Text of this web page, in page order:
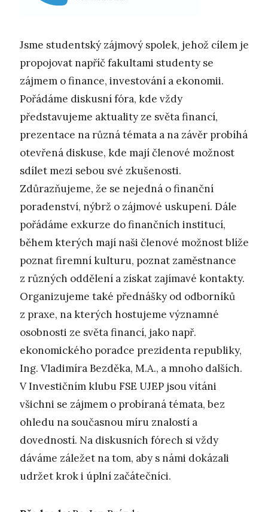
Jsme studentský zájmový spolek, jehož cílem je
propojovat napříč fakultami studenty se
zájmem o finance, investování a ekonomii.
Pořádáme diskusní fóra, kde vždy
představujeme aktuality ze světa financí,
prezentace na různá témata a na závěr probíhá
otevřená diskuse, kde mají členové možnost
sdílet mezi sebou své zkušenosti.
Zdůrazňujeme, že se nejedná o finanční
poradenství, nýbrž o zájmové uskupení. Dále
pořádáme exkurze do finančních institucí,
během kterých mají naši členové možnost blíže
poznat firemní kulturu, poznat zaměstnance
z různých oddělení a získat zajímavé kontakty.
Organizujeme také přednášky od odborníků
z praxe, na kterých hostujeme významné
osobnosti ze světa financí, jako např.
ekonomického poradce prezidenta republiky,
Ing. Vladimíra Bezděka, M.A., a mnoho dalších.
V Investičním klubu FSE UJEP jsou vítáni
všichni se zájmem o probíraná témata, bez
ohledu na současnou míru znalostí a
dovedností. Na diskusních fórech si vždy
dáváme záležet na tom, aby s námi dokázali
udržet krok i úplní začátečníci.